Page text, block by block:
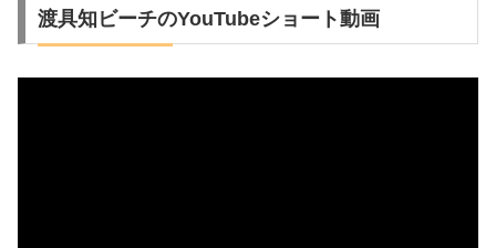
渡具知ビーチのYouTubeショート動画